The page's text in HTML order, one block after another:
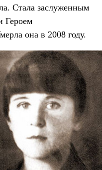
Стала заслуженным
Героем
она в 2008 году.